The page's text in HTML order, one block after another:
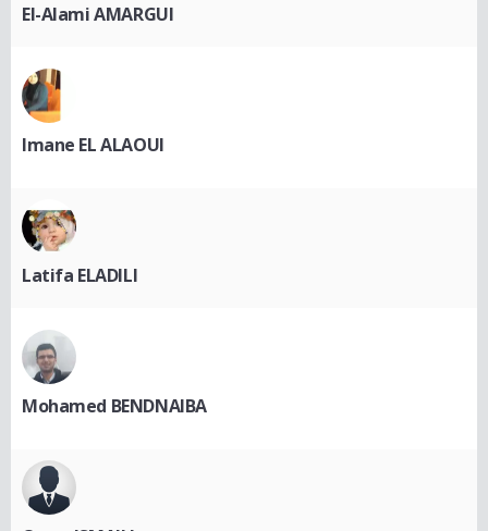
El-Alami AMARGUI
Imane EL ALAOUI
Latifa ELADILI
Mohamed BENDNAIBA